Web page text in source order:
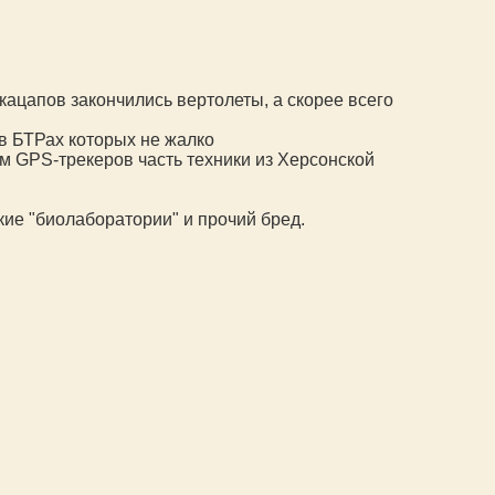
закончились вертолеты, а скорее всего
БТРах которых не жалко
GPS-трекеров часть техники из Херсонской
"биолаборатории" и прочий бред.